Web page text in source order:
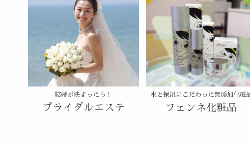
結婚が決まったら！
ブライダルエステ
水と保湿にこだわった無添加化粧
フェンネ化粧品